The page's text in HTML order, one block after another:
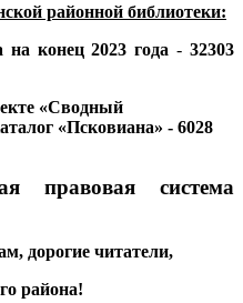
районной библиотеки:
на конец 2023 года - 32303
«Сводный
«Псковиана» - 6028
правовая система
дорогие читатели,
района!